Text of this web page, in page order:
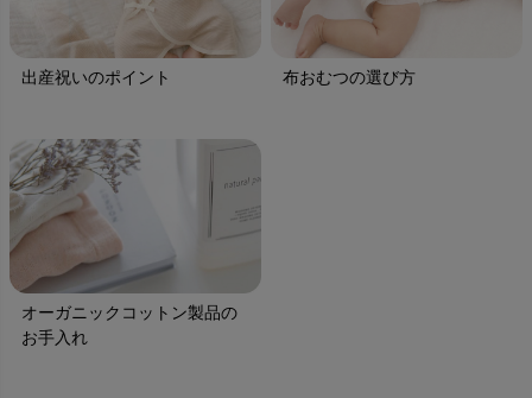
出産祝いのポイント 布おむつの選び方
オーガニックコットン製品の
お手入れ